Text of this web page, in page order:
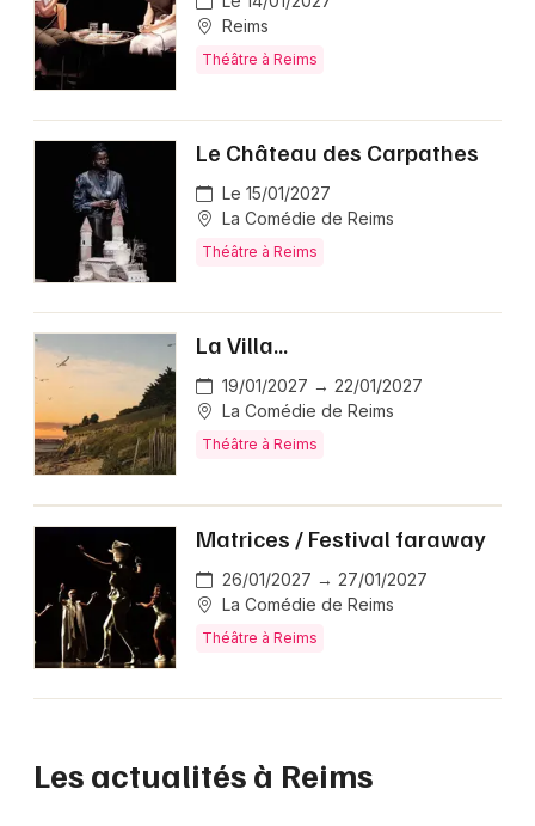
Reims
Théâtre à Reims
Le Château des Carpathes
Le 15/01/2027
La Comédie de Reims
Théâtre à Reims
La Villa…
19/01/2027 → 22/01/2027
La Comédie de Reims
Théâtre à Reims
Matrices / Festival faraway
26/01/2027 → 27/01/2027
La Comédie de Reims
Théâtre à Reims
Les actualités à Reims